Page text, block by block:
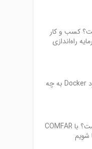
کسب و کار
راه‌اندازی
داکر چیست؟ عملکرد Docker به چه
نرم افزار کامفار چیست؟ با COMFAR
شویم